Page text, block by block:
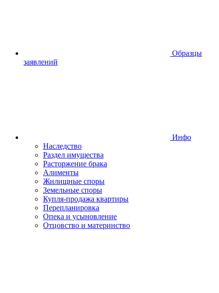
Образцы
заявлений
Инфо
Наследство
Раздел имущества
Расторжение брака
Алименты
Жилищные споры
Земельные споры
Купля-продажа квартиры
Перепланировка
Опека и усыновление
Отцовство и материнство